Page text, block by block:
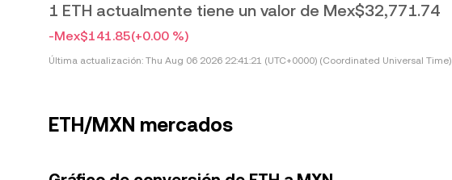
1 ETH actualmente tiene un valor de Mex$32,771.74
-Mex$141.85(+0.00 %)
Última actualización: Thu Aug 06 2026 22:41:21 (UTC+0000) (Coordinated Universal Time)
ETH/MXN mercados